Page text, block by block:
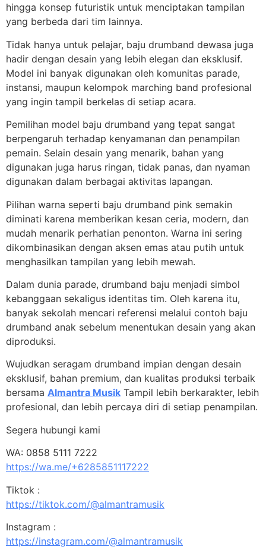
hingga konsep futuristik untuk menciptakan tampilan
yang berbeda dari tim lainnya.
Tidak hanya untuk pelajar, baju drumband dewasa juga
hadir dengan desain yang lebih elegan dan eksklusif.
Model ini banyak digunakan oleh komunitas parade,
instansi, maupun kelompok marching band profesional
yang ingin tampil berkelas di setiap acara.
Pemilihan model baju drumband yang tepat sangat
berpengaruh terhadap kenyamanan dan penampilan
pemain. Selain desain yang menarik, bahan yang
digunakan juga harus ringan, tidak panas, dan nyaman
digunakan dalam berbagai aktivitas lapangan.
Pilihan warna seperti baju drumband pink semakin
diminati karena memberikan kesan ceria, modern, dan
mudah menarik perhatian penonton. Warna ini sering
dikombinasikan dengan aksen emas atau putih untuk
menghasilkan tampilan yang lebih mewah.
Dalam dunia parade, drumband baju menjadi simbol
kebanggaan sekaligus identitas tim. Oleh karena itu,
banyak sekolah mencari referensi melalui contoh baju
drumband anak sebelum menentukan desain yang akan
diproduksi.
Wujudkan seragam drumband impian dengan desain
eksklusif, bahan premium, dan kualitas produksi terbaik
bersama Almantra Musik Tampil lebih berkarakter, lebih
profesional, dan lebih percaya diri di setiap penampilan.
Segera hubungi kami
WA: 0858 5111 7222
https://wa.me/+6285851117222
Tiktok :
https://tiktok.com/@almantramusik
Instagram :
https://instagram.com/@almantramusik